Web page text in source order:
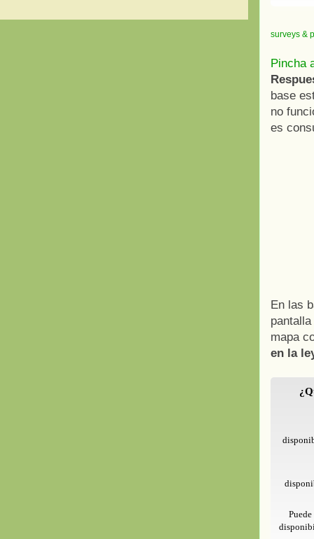
surveys &
Pincha
base
no
es
En las
mapa
en la